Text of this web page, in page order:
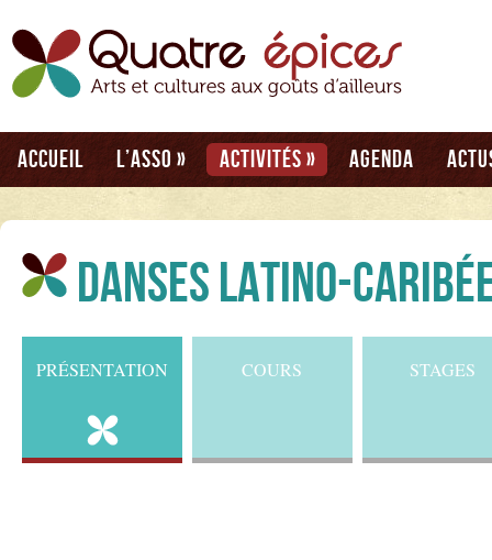
Accueil L’asso » Activités » Agenda
Danses latino-
PRÉSENTATION COURS STAGES